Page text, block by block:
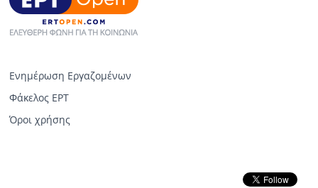
Ενημέρωση Εργαζομένων
Φάκελος ΕΡΤ
Όροι χρήσης